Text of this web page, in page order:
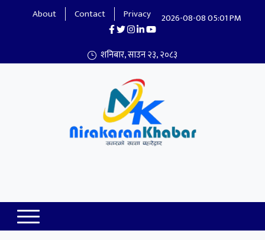
About Contact Privacy 2026-08-08 05:01 PM
शनिबार, साउन २३, २०८३